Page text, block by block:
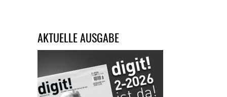
AKTUELLE AUSGABE